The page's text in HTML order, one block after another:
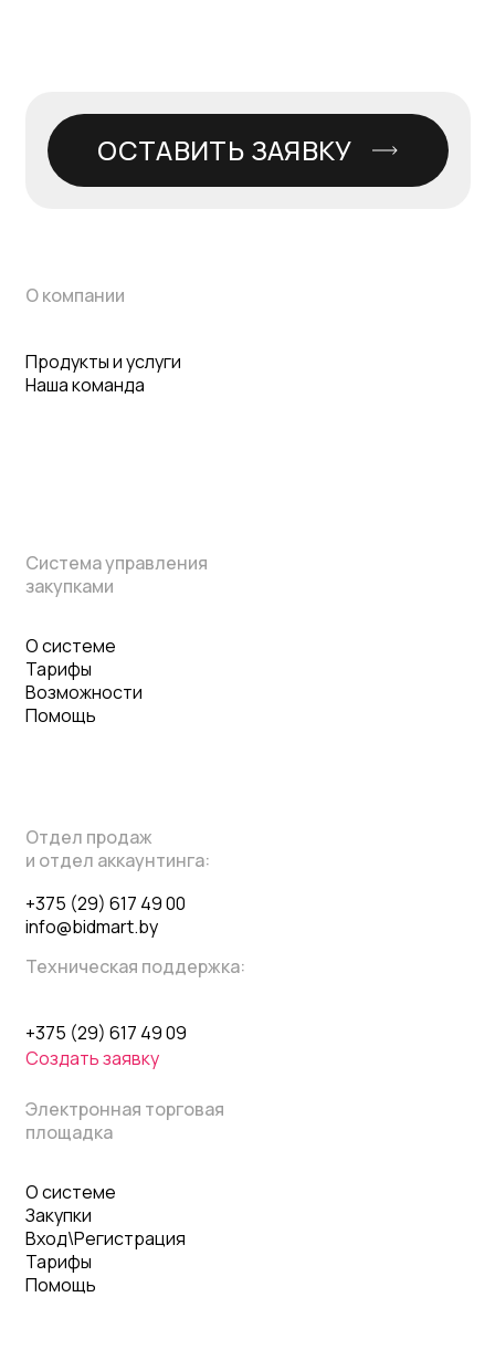
ОСТАВИТЬ ЗАЯВКУ
О компании
Продукты и услуги
Наша команда
Система управления
закупками
О системе
Тарифы
Возможности
Помощь
Отдел продаж
и отдел аккаунтинга:
+375 (29) 617 49 00
info@bidmart.by
Техническая поддержка:
+375 (29) 617 49 09
Создать заявку
Электронная торговая
площадка
О системе
Закупки
Вход\Регистрация
Тарифы
Помощь